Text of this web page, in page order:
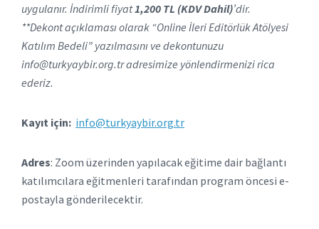
uygulanır. İndirimli fiyat1,200 TL (KDV Dahil)’dir.
**Dekont açıklaması olarak “Online İleri Editörlük Atölyesi
Katılım Bedeli” yazılmasını ve dekontunuzu
info@turkyaybir.org.tr adresimize yönlendirmenizi rica
ederiz.
Kayıt için: info@turkyaybir.org.tr
Adres: Zoom üzerinden yapılacak eğitime dair bağlantı
katılımcılara eğitmenleri tarafından program öncesi e-
postayla gönderilecektir.